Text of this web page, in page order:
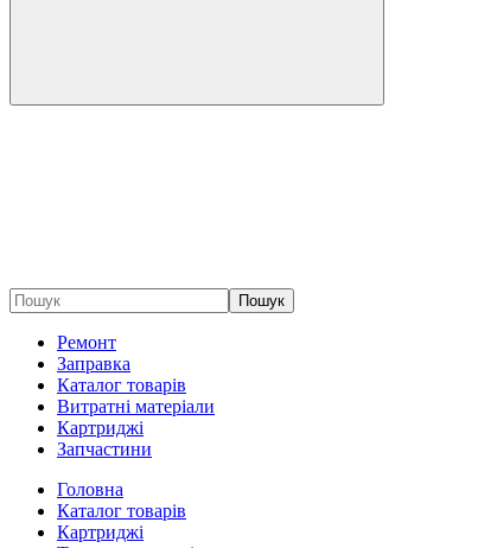
Пошук
Ремонт
Заправка
Каталог товарів
Витратні матеріали
Картриджі
Запчастини
Головна
Каталог товарів
Картриджі